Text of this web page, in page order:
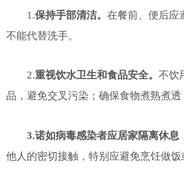
1.保持手部清洁。 在餐前、便后应
不能代替洗手。
2.重视饮水卫生和食品安全。 不饮
品，避免交叉污染；确保食物煮熟煮
3.诺如病毒感染者应居家隔离休息
他人的密切接触，特别应避免烹饪做